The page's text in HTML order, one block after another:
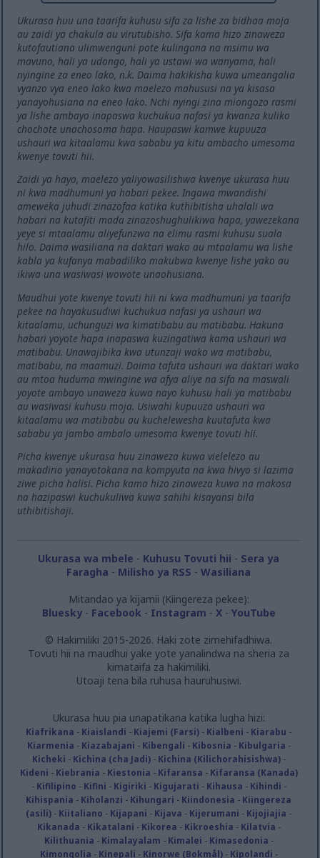
Ukurasa huu una taarifa kuhusu sifa za lishe za bidhaa moja
au zaidi ya chakula au virutubisho. Sifa kama hizo zinaweza
kutofautiana ulimwenguni pote kulingana na msimu wa
mavuno, hali ya udongo, hali ya ustawi wa wanyama, hali
nyingine za eneo lako, n.k. Daima hakikisha kuwa umeangalia
vyanzo vya eneo lako kwa maelezo mahususi na ya kisasa
yanayohusiana na eneo lako. Nchi nyingi zina miongozo rasmi
ya lishe ambayo inapaswa kuchukua nafasi ya kwanza kuliko
chochote unachosoma hapa. Haupaswi kamwe kupuuza
ushauri wa kitaalamu kwa sababu ya kitu ambacho umesoma
kwenye tovuti hii.
Zaidi ya hayo, maelezo yaliyowasilishwa kwenye ukurasa huu
ni kwa madhumuni ya habari pekee. Ingawa mwandishi
ameweka juhudi zinazofaa katika kuthibitisha uhalali wa
habari na kutafiti mada zinazoshughulikiwa hapa, yawezekana
yeye si mtaalamu aliyefunzwa na elimu rasmi kuhusu suala
hilo. Daima wasiliana na daktari wako au mtaalamu wa lishe
kabla ya kufanya mabadiliko makubwa kwenye lishe yako au
ikiwa una wasiwasi wowote unaohusiana.
Maudhui yote kwenye tovuti hii ni kwa madhumuni ya taarifa
pekee na hayakusudiwi kuchukua nafasi ya ushauri wa
kitaalamu, uchunguzi wa kimatibabu au matibabu. Hakuna
habari yoyote hapa inapaswa kuzingatiwa kama ushauri wa
matibabu. Unawajibika kwa utunzaji wako wa matibabu,
matibabu, na maamuzi. Daima tafuta ushauri wa daktari wako
au mtoa huduma mwingine wa afya aliye na sifa na maswali
yoyote ambayo unaweza kuwa nayo kuhusu hali ya matibabu
au wasiwasi kuhusu moja. Usiwahi kupuuza ushauri wa
kitaalamu wa matibabu au kuchelewesha kuutafuta kwa
sababu ya jambo ambalo umesoma kwenye tovuti hii.
Picha kwenye ukurasa huu zinaweza kuwa vielelezo au
makadirio yanayotokana na kompyuta na kwa hivyo si lazima
ziwe picha halisi. Picha kama hizo zinaweza kuwa na makosa
na hazipaswi kuchukuliwa kuwa sahihi kisayansi bila
uthibitishaji.
Ukurasa wa mbele - Kuhusu Tovuti hii - Sera ya
Faragha - Milisho ya RSS -Wasiliana
Mitandao ya kijamii (Kiingereza pekee):
Bluesky- Facebook - Instagram - X- YouTube
© Hakimiliki 2015-2026. Haki zote zimehifadhiwa.
Tovuti hii na maudhui yake yote yanalindwa na sheria za
kimataifa za hakimiliki.
Utoaji tena bila ruhusa hauruhusiwi.
Ukurasa huu pia unapatikana katika lugha hizi:
Kiafrikana - Kiaislandi - Kiajemi (Farsi) - Kialbeni - Kiarabu -
Kiarmenia - Kiazabajani - Kibengali - Kibosnia - Kibulgaria -
Kicheki - Kichina (cha Jadi)- Kichina (Kilichorahisishwa)-
Kideni - Kiebrania - Kiestonia - Kifaransa - Kifaransa (Kanada)
- Kifilipino - Kifini - Kigiriki - Kigujarati - Kihausa - Kihindi -
Kihispania - Kiholanzi - Kihungari - Kiindonesia - Kiingereza
(asili) - Kiitaliano - Kijapani - Kijava - Kijerumani - Kijojiajia -
Kikanada - Kikatalani - Kikorea - Kikroeshia - Kilatvia -
Kilithuania - Kimalayalam - Kimalei - Kimasedonia -
Kimongolia - Kinepali - Kinorwe (Bokmål)- Kipolandi -